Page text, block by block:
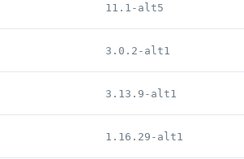
11.1-alt5
3.0.2-alt1
3.13.9-alt1
1.16.29-alt1